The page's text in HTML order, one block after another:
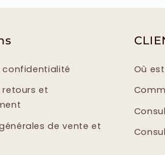
confidentialité
retours et
de vente et
Où